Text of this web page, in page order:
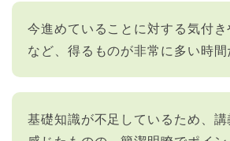
今進めていることに対する気付
など、得るものが非常に多い時間
基礎知識が不足しているため、